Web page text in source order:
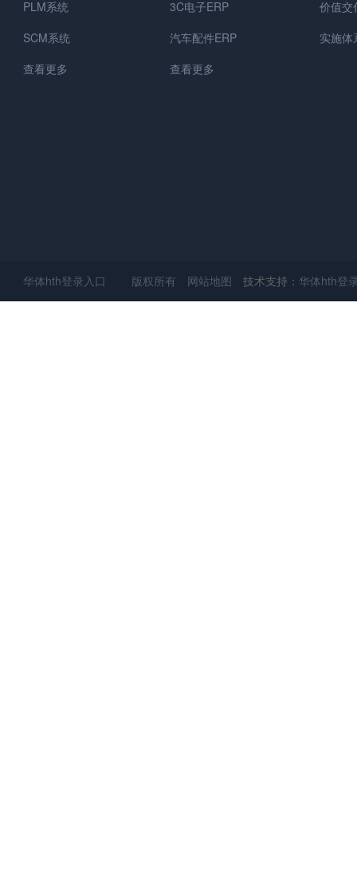
PLM系统
SCM系统
查看更多
3C电子ERP
汽车配件ERP
查看更多
价值交
实施体
华体hth登录入口 版权所有 网站地图 技术支持：华体hth登